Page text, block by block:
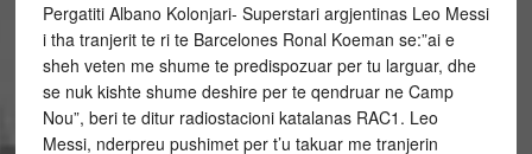
Pergatiti Albano Kolonjari- Superstari argjentinas Leo Messi
i tha tranjerit te ri te Barcelones Ronal Koeman se:”ai e
sheh veten me shume te predispozuar per tu larguar, dhe
se nuk kishte shume deshire per te qendruar ne Camp
Nou”, beri te ditur radiostacioni katalanas RAC1. Leo
Messi, nderpreu pushimet per t’u takuar me tranjerin